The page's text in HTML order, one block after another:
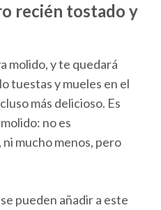
recién tostado y
molido, y te quedará
tuestas y mueles en el
más delicioso. Es
no es
mucho menos, pero
pueden añadir a este